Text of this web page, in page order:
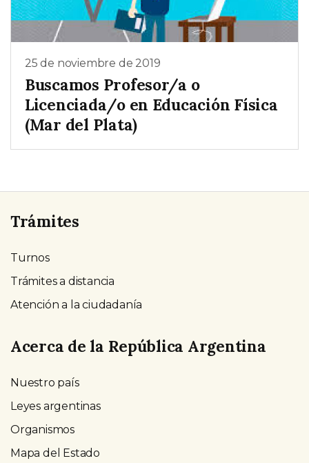
25 de noviembre de 2019
Buscamos Profesor/a o
Licenciada/o en Educación Física
(Mar del Plata)
Trámites
Turnos
Trámites a distancia
Atención a la ciudadanía
Acerca de la República Argentina
Nuestro país
Leyes argentinas
Organismos
Mapa del Estado